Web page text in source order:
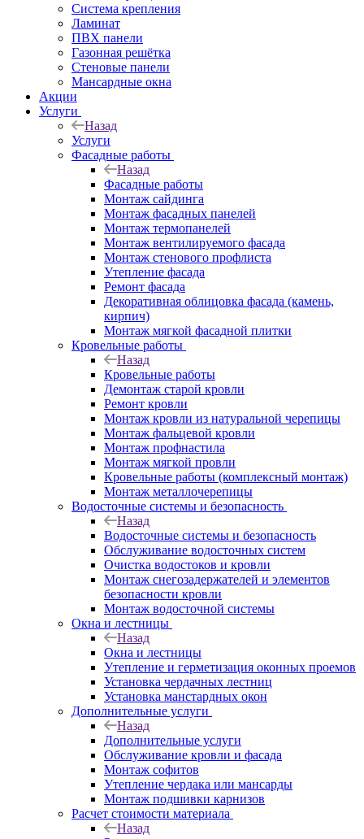
Система крепления
Ламинат
ПВХ панели
Газонная решётка
Стеновые панели
Мансардные окна
Акции
Услуги
Назад
Услуги
Фасадные работы
Назад
Фасадные работы
Монтаж сайдинга
Монтаж фасадных панелей
Монтаж термопанелей
Монтаж вентилируемого фасада
Монтаж стенового профлиста
Утепление фасада
Ремонт фасада
Декоративная облицовка фасада (камень,
кирпич)
Монтаж мягкой фасадной плитки
Кровельные работы
Назад
Кровельные работы
Демонтаж старой кровли
Ремонт кровли
Монтаж кровли из натуральной черепицы
Монтаж фальцевой кровли
Монтаж профнастила
Монтаж мягкой провли
Кровельные работы (комплексный монтаж)
Монтаж металлочерепицы
Водосточные системы и безопасность
Назад
Водосточные системы и безопасность
Обслуживание водосточных систем
Очистка водостоков и кровли
Монтаж снегозадержателей и элементов
безопасности кровли
Монтаж водосточной системы
Окна и лестницы
Назад
Окна и лестницы
Утепление и герметизация оконных проемов
Установка чердачных лестниц
Установка манстардных окон
Дополнительные услуги
Назад
Дополнительные услуги
Обслуживание кровли и фасада
Монтаж софитов
Утепление чердака или мансарды
Монтаж подшивки карнизов
Расчет стоимости материала
Назад